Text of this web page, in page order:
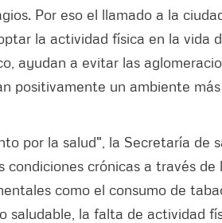
Por eso el llamado a la
la actividad física en la vida
ayudan a evitar las
positivamente un ambiente
por la salud", la Secretaría de
crónicas a través de
como el consumo de
saludable, la falta de actividad